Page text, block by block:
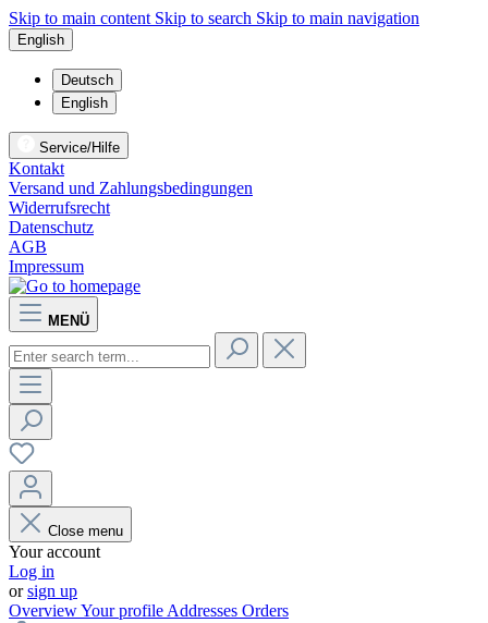
Skip to main content Skip to search Skip to main navigation
English
Deutsch
English
Service/Hilfe
Kontakt
Versand und Zahlungsbedingungen
Widerrufsrecht
Datenschutz
AGB
Impressum
MENÜ
Close menu
Your account
Log in
orsign up
OverviewYour profile Addresses Orders